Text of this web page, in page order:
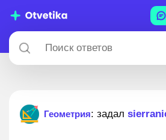
Геометрия: задал